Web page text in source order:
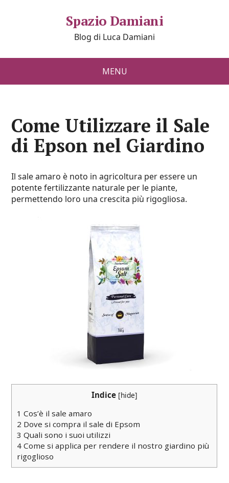
Spazio Damiani
Blog di Luca Damiani
MENU
Come Utilizzare il Sale
di Epson nel Giardino
Il sale amaro è noto in agricoltura per essere un
potente fertilizzante naturale per le piante,
permettendo loro una crescita più rigogliosa.
Indice [hide]
1 Cos’è il sale amaro
2 Dove si compra il sale di Epsom
3 Quali sono i suoi utilizzi
4 Come si applica per rendere il nostro giardino più
rigoglioso